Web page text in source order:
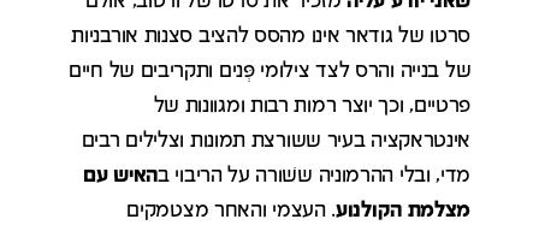
סרטו של גודאר אינו מהסס להציב סצנות אורבניות
של בנייה והרס לצד צילומי פְּנים ותקריבים של חיים
פרטיים, וכך יוצר רמות רבות ומגוונות של
אינטראקציה בעיר ששורצת תמונות וצלילים רבים
מדי, ובלי ההרמוניה ששׁורה על הריבוי בהאיש עם
מצלמת הקולנוע. העצמי והאחר מצטמקים